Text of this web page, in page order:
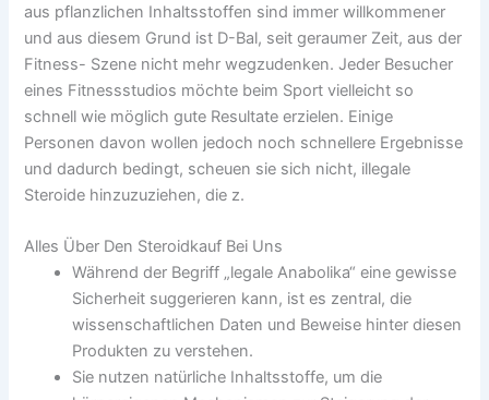
aus pflanzlichen Inhaltsstoffen sind immer willkommener
und aus diesem Grund ist D-Bal, seit geraumer Zeit, aus der
Fitness- Szene nicht mehr wegzudenken. Jeder Besucher
eines Fitnessstudios möchte beim Sport vielleicht so
schnell wie möglich gute Resultate erzielen. Einige
Personen davon wollen jedoch noch schnellere Ergebnisse
und dadurch bedingt, scheuen sie sich nicht, illegale
Steroide hinzuzuziehen, die z.
Alles Über Den Steroidkauf Bei Uns
Während der Begriff „legale Anabolika“ eine gewisse
Sicherheit suggerieren kann, ist es zentral, die
wissenschaftlichen Daten und Beweise hinter diesen
Produkten zu verstehen.
Sie nutzen natürliche Inhaltsstoffe, um die